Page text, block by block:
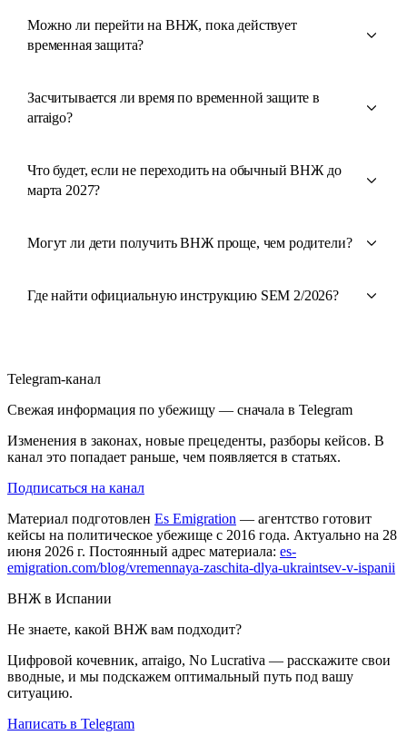
Можно ли перейти на ВНЖ, пока действует
временная защита?
Засчитывается ли время по временной защите в
arraigo?
Что будет, если не переходить на обычный ВНЖ до
марта 2027?
Могут ли дети получить ВНЖ проще, чем родители?
Где найти официальную инструкцию SEM 2/2026?
Telegram-канал
Свежая информация по убежищу — сначала в Telegram
Изменения в законах, новые прецеденты, разборы кейсов. В
канал это попадает раньше, чем появляется в статьях.
Подписаться на канал
Материал подготовлен Es Emigration — агентство готовит
кейсы на политическое убежище с 2016 года. Актуально на 28
июня 2026 г. Постоянный адрес материала: es-
emigration.com/blog/vremennaya-zaschita-dlya-ukraintsev-v-ispanii
ВНЖ в Испании
Не знаете, какой ВНЖ вам подходит?
Цифровой кочевник, arraigo, No Lucrativa — расскажите свои
вводные, и мы подскажем оптимальный путь под вашу
ситуацию.
Написать в Telegram